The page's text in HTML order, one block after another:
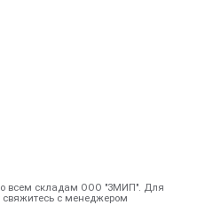
всем складам ООО "ЗМИП". Для
свяжитесь с менеджером